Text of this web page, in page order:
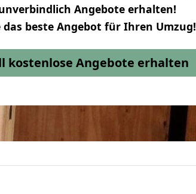
Angebote erhalten!
das beste Angebot für Ihren Umzug!
kostenlose Angebote erhalten